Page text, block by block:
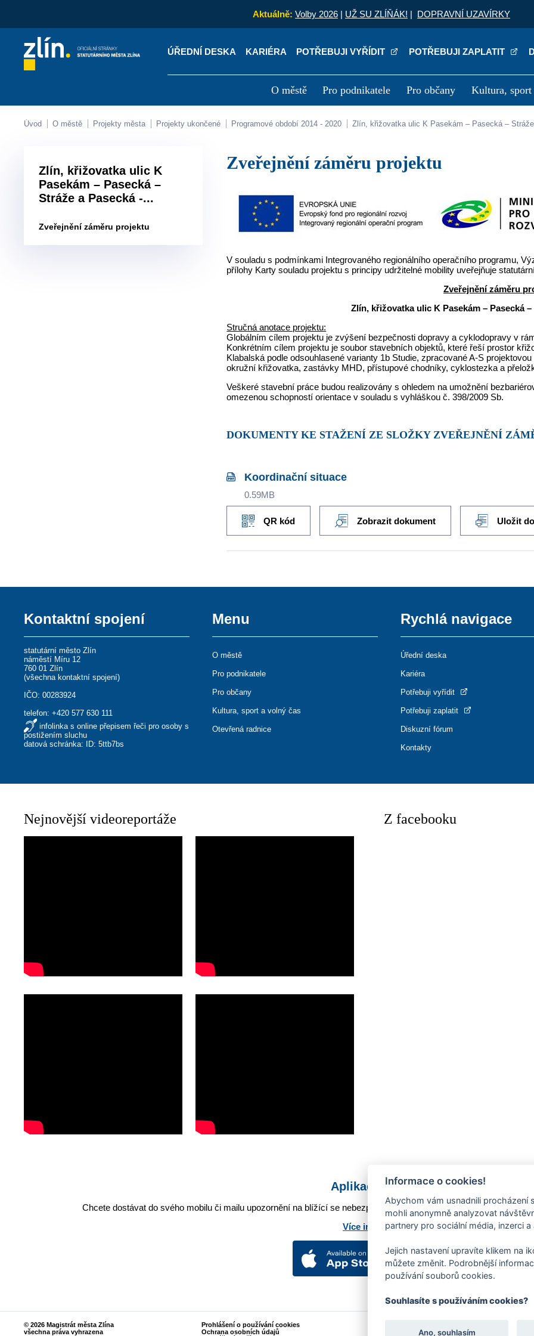
Aktuálně: Volby 2026 | UŽ SU ZLÍŇÁK! | DOPRAVNÍ UZAVÍRKY
ÚŘEDNÍ DESKA KARIÉRA POTŘEBUJI VYŘÍDIT POTŘEBUJI ZAPLATIT
O městě Pro podnikatele Pro občany Kultura, sport
Kontakty Úřední deska Kariéra
Úvod O městě Projekty města Projekty ukončené Programové období 2014 - 2020 Zlín, křižovatka ulic K Pasekám – Pasecká –
Zlín, křižovatka ulic K
Pasekám – Pasecká –
Stráže a Pasecká -...
Zveřejnění záměru projektu
Zveřejnění záměru projektu
V souladu s podmínkami Integrovaného regionálního operačního programu,
přílohy Karty souladu projektu s principy udržitelné mobility uveřejňuje
Zveřejnění záměru
Zlín, křižovatka ulic K Pasekám – Pasecká
Stručná anotace projektu:
Globálním cílem projektu je zvýšení bezpečnosti dopravy a cyklodopravy v
Konkrétním cílem projektu je soubor stavebních objektů, které řeší prostor
Klabalská podle odsouhlasené varianty 1b Studie, zpracované A-S
okružní křižovatka, zastávky MHD, přístupové chodníky, cyklostezka a
Veškeré stavební práce budou realizovány s ohledem na umožnění
omezenou schopností orientace v souladu s vyhláškou č. 398/2009 Sb.
DOKUMENTY KE STAŽENÍ ZE SLOŽKY ZVEŘEJNĚNÍ
Koordinační situace
0.59MB
QR kód Zobrazit dokument Uložit
Kontaktní spojení
statutární město Zlín
náměstí Míru 12
760 01 Zlín
(všechna kontaktní spojení)
IČO: 00283924
telefon:+420 577 630 111
infolinka s online přepisem řeči pro osoby s
postižením sluchu
datová schránka: ID: 5ttb7bs
Menu
O městě
Pro podnikatele
Pro občany
Kultura, sport a volný čas
Otevřená radnice
Rychlá navigace
Úřední deska
Kariéra
Potřebuji vyřídit
Potřebuji zaplatit
Diskuzní fórum
Kontakty
Nejnovější videoreportáže Z facebooku
Aplikace Mobilní rozhlas
Chcete dostávat do svého mobilu či mailu upozornění na blížící se nebezpečí, odstávky, poruchy a výpadky
Více informací o aplikaci
© 2026 Magistrát města Zlína
všechna práva vyhrazena
Prohlášení o používání cookies
Ochrana osobních údajů
webmaster@zlin.eu
Informace o cookies!
Abychom vám usnadnili procházení
mohli anonymně analyzovat
partnery pro sociální média, inzerci a
Jejich nastavení upravíte klikem na
můžete změnit. Podrobnější
používání souborů cookies.
Souhlasíte s používáním cookies?
Ano, souhlasím